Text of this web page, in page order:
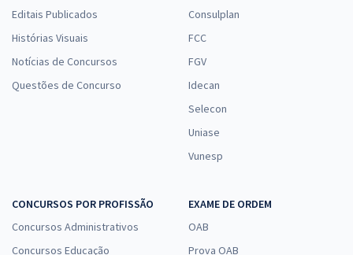
Editais Publicados
Histórias Visuais
Notícias de Concursos
Questões de Concurso
Consulplan
FCC
FGV
Idecan
Selecon
Uniase
Vunesp
CONCURSOS POR PROFISSÃO
Concursos Administrativos
Concursos Educação
EXAME DE ORDEM
OAB
Prova OAB